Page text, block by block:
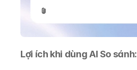
Lợi ích khi dùng AI So sánh: